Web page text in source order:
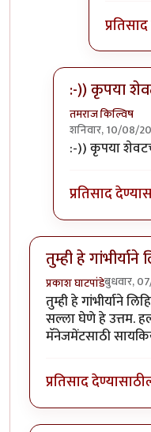
:-)) कृपया
तमराज किल्विष
शनिवार, 10/08/
In reply to
:-)) कृपया
प्रतिसाद
तुम्ही हे गांभीर्याने
प्रकाश घाटपांडेबुधवार,
तुम्ही हे गांभीर्याने
सल्ला घेणे हे उत्तम.
मॅनेजमेंटसाठी
प्रतिसाद देण्यासाठी